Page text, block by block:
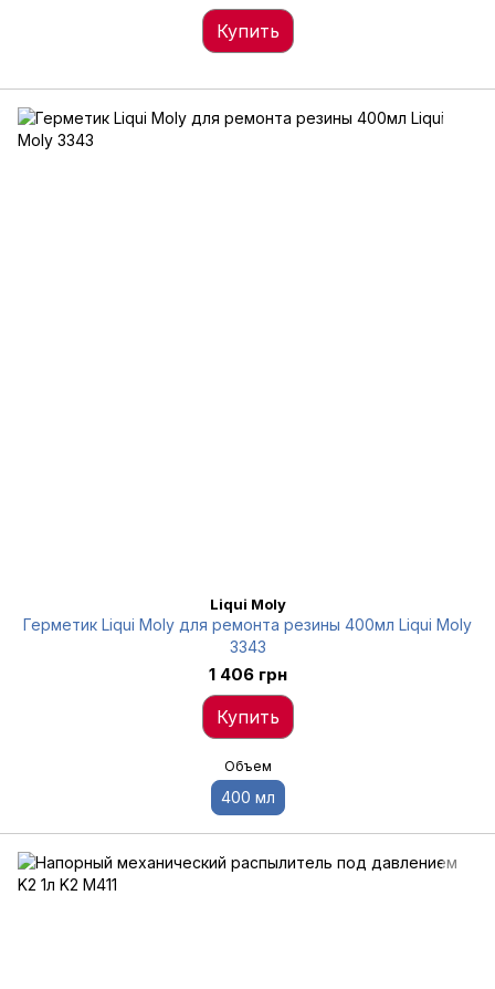
Купить
Liqui Moly
Герметик Liqui Moly для ремонта резины 400мл Liqui Moly
3343
1 406 грн
Купить
Объем
400 мл